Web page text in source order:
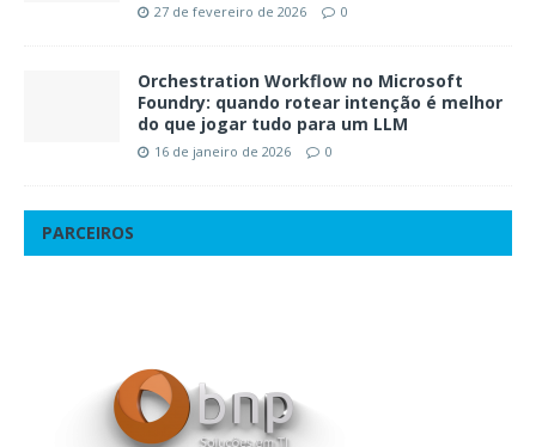
27 de fevereiro de 2026 0
Orchestration Workflow no Microsoft
Foundry: quando rotear intenção é melhor
do que jogar tudo para um LLM
16 de janeiro de 2026 0
PARCEIROS